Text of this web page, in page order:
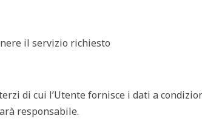
il servizio richiesto
di cui l’Utente fornisce i dati a
responsabile.